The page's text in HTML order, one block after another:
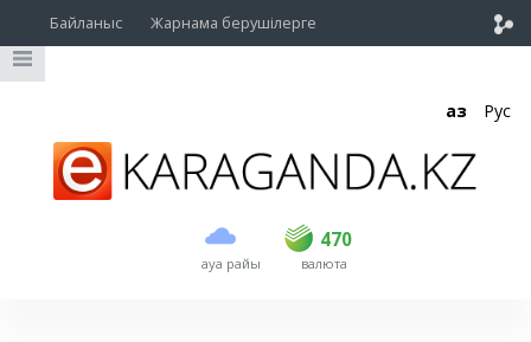
Байланыс Жарнама берушілерге
Қаз Рус
ауа райы
470
USD 469 470
EUR валюта